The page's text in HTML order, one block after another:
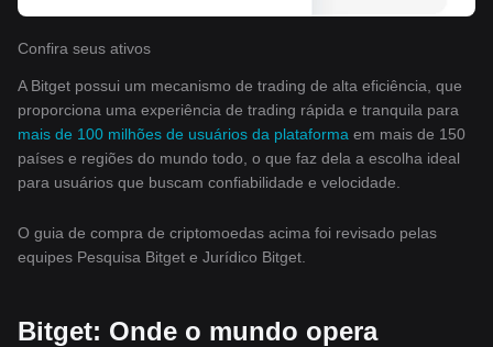
Confira seus ativos
A Bitget possui um mecanismo de trading de alta eficiência, que
proporciona uma experiência de trading rápida e tranquila para
mais de 100 milhões de usuários da plataforma em mais de 150
países e regiões do mundo todo, o que faz dela a escolha ideal
para usuários que buscam confiabilidade e velocidade.
O guia de compra de criptomoedas acima foi revisado pelas
equipes Pesquisa Bitget e Jurídico Bitget.
Bitget: Onde o mundo opera